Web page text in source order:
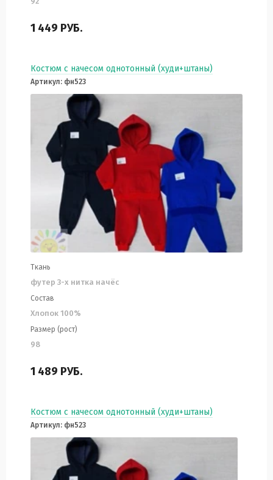
1 449 РУБ.
Костюм с начесом однотонный (худи+штаны)
Артикул: фн523
Ткань
футер 3-х нитка начёс
Состав
Хлопок 100%
Размер (рост)
98
1 489 РУБ.
Костюм с начесом однотонный (худи+штаны)
Артикул: фн523